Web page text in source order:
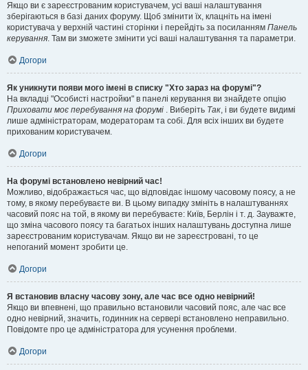
Якщо ви є зареєстрованим користувачем, усі ваші налаштування
зберігаються в базі даних форуму. Щоб змінити їх, клацніть на імені
користувача у верхній частині сторінки і перейдіть за посиланням Панель
керування. Там ви зможете змінити усі ваші налаштування та параметри.
Догори
Як уникнути появи мого імені в списку "Хто зараз на форумі"?
На вкладці "Особисті настройки" в панелі керування ви знайдете опцію
Приховати моє перебування на форумі . Виберіть Так, і ви будете видимі
лише адміністраторам, модераторам та собі. Для всіх інших ви будете
прихованим користувачем.
Догори
На форумі встановлено невірний час!
Можливо, відображається час, що відповідає іншому часовому поясу, а не
тому, в якому перебуваєте ви. В цьому випадку змініть в налаштуваннях
часовий пояс на той, в якому ви перебуваєте: Київ, Берлін і т. д. Зауважте,
що зміна часового поясу та багатьох інших налаштувань доступна лише
зареєстрованим користувачам. Якщо ви не зареєстровані, то це
непоганий момент зробити це.
Догори
Я встановив власну часову зону, але час все одно невірний!
Якщо ви впевнені, що правильно встановили часовий пояс, але час все
одно невірний, значить, годинник на сервері встановлено неправильно.
Повідомте про це адміністратора для усунення проблеми.
Догори